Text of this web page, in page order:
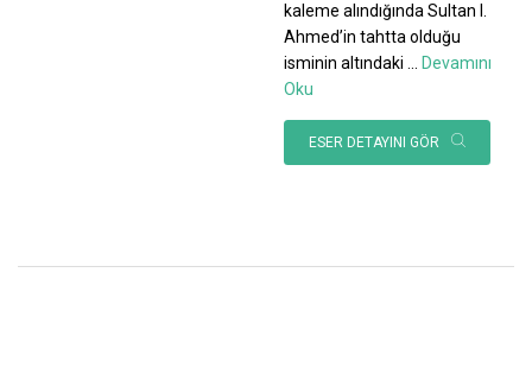
kaleme alındığında Sultan I.
Ahmed’in tahtta olduğu
isminin altındaki
Devamını
Oku
ESER DETAYINI GÖR